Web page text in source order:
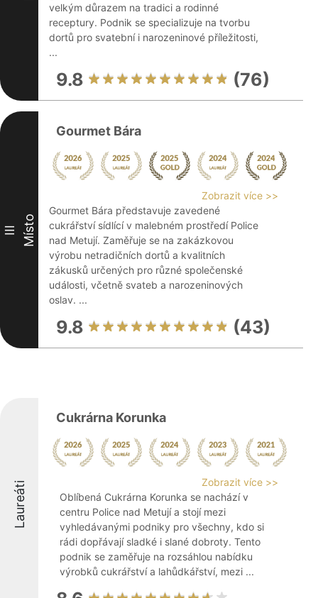
velkým důrazem na tradici a rodinné
receptury. Podnik se specializuje na tvorbu
dortů pro svatební i narozeninové příležitosti,
...
9.8 (76)
III Místo
Gourmet Bára
Zobrazit více >>
Gourmet Bára představuje zavedené
cukrářství sídlící v malebném prostředí Police
nad Metují. Zaměřuje se na zakázkovou
výrobu netradičních dortů a kvalitních
zákusků určených pro různé společenské
události, včetně svateb a narozeninových
oslav. ...
9.8 (43)
Laureáti
Cukrárna Korunka
Zobrazit více >>
Oblíbená Cukrárna Korunka se nachází v
centru Police nad Metují a stojí mezi
vyhledávanými podniky pro všechny, kdo si
rádi dopřávají sladké i slané dobroty. Tento
podnik se zaměřuje na rozsáhlou nabídku
výrobků cukrářství a lahůdkářství, mezi ...